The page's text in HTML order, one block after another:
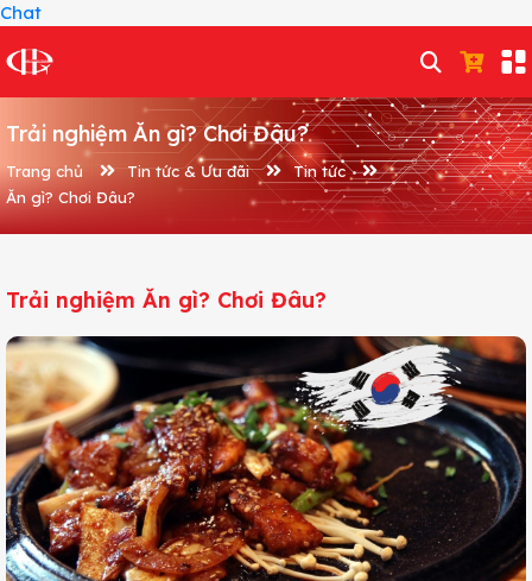
Chat
Trải nghiệm Ăn gì? Chơi Đâu?
Trang chủ Tin tức & Ưu đãi
Tin tức
Ăn gì? Chơi Đâu?
Trải nghiệm Ăn gì? Chơi Đâu?